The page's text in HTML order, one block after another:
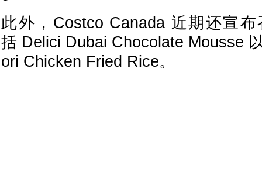
此外，Costco Canada 近期还宣
括 Delici Dubai Chocolate Mousse
ori Chicken Fried Rice。